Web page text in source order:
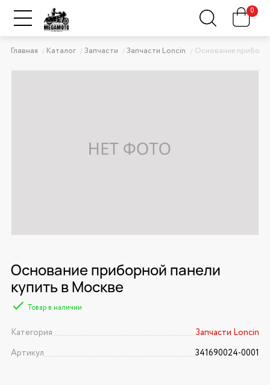
0
Главная Каталог Запчасти Запчасти Loncin Основание
Основание приборной панели
купить в Москве
Товар в наличии
Категория
Запчасти Loncin
Артикул
341690024-0001